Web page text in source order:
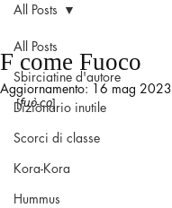
All Posts
Sbirciatine d'autore
Dizionario inutile
Scorci di classe
Kora-Kora
Hummus
All Posts
F come Fuoco
Aggiornamento: 16 mag 2023
[𝘧𝘶𝘰̀-𝘤𝘰]